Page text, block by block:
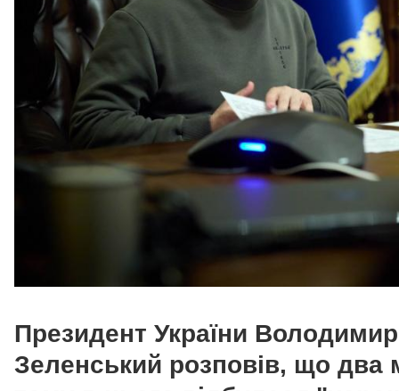
Президент України Володимир
Зеленський розповів, що два